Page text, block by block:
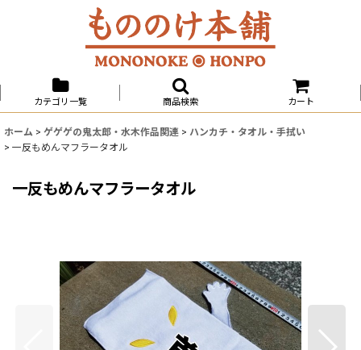
カテゴリ一覧 商品検索 カート
ホーム > ゲゲゲの鬼太郎・水木作品関連 > ハンカチ・タオル・手拭い
> 一反もめんマフラータオル
一反もめんマフラータオル